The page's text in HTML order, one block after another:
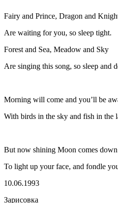
Fairy and Prince, Dragon and
Are waiting for you, so sleep tight.
Forest and Sea, Meadow and Sky
Are singing this song, so sleep and
Morning will come and you’ll be
With birds in the sky and fish in the
But now shining Moon comes
To light up your face, and fondle
10.06.1993
Зарисовка